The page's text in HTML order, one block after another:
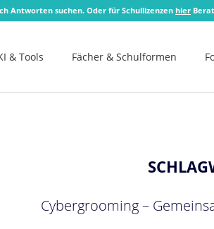
Antworten suchen. Oder für Schullizenzen hier
& Tools Fächer & Schulformen
Cybergrooming –